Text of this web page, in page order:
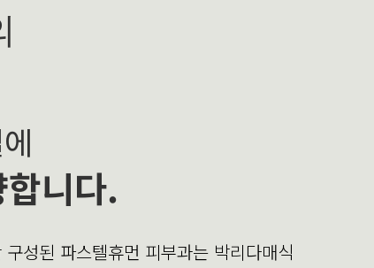
니다.
성된 파스텔휴먼 피부과는 박리다매식